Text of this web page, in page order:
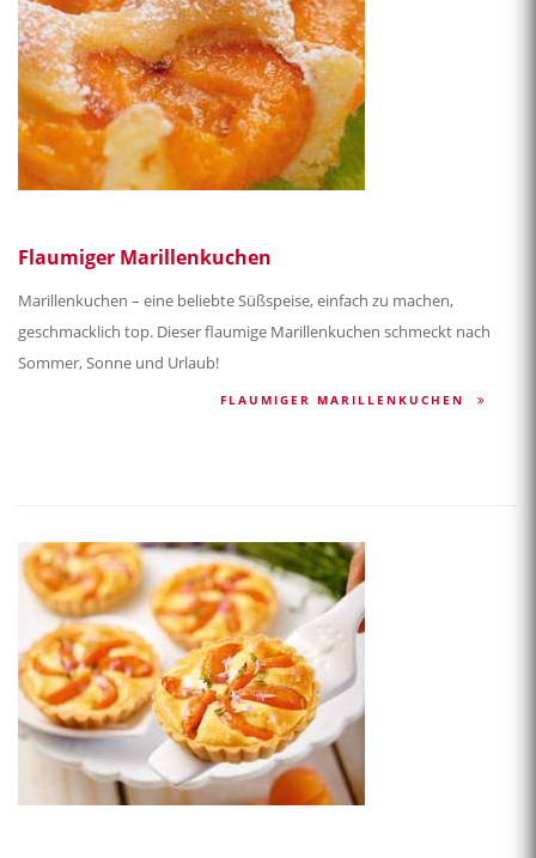
Flaumiger Marillenkuchen
Marillenkuchen – eine beliebte Süßspeise, einfach zu machen,
geschmacklich top. Dieser flaumige Marillenkuchen schmeckt nach
Sommer, Sonne und Urlaub!
FLAUMIGER MARILLENKUCHEN